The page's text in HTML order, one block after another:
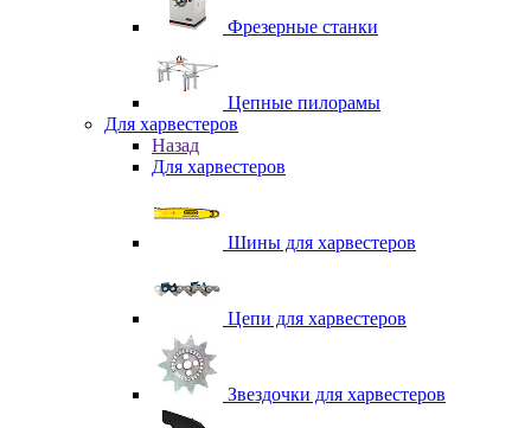
Фрезерные станки
Цепные пилорамы
Для харвестеров
Назад
Для харвестеров
Шины для харвестеров
Цепи для харвестеров
Звездочки для харвестеров